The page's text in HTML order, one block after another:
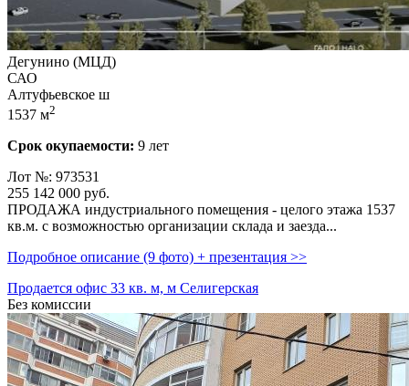
Дегунино (МЦД)
САО
Алтуфьевское ш
1537 м2
Срок окупаемости: 9 лет
Лот №: 973531
255 142 000 руб.
ПРОДАЖА индустриального помещения - целого этажа 1537
кв.м. с возможностью организации склада и заезда...
Подробное описание (9 фото) + презентация >>
Продается офис 33 кв. м, м Селигерская
Без комиссии